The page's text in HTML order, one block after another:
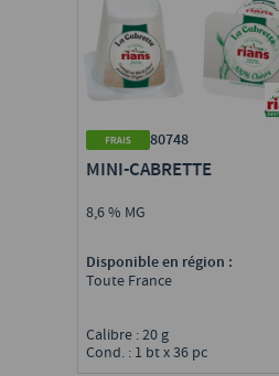
80748
MINI-CABRETTE
8,6 % MG
Disponible en région :
Toute France
Calibre : 20 g
Cond. : 1 bt x 36 pc